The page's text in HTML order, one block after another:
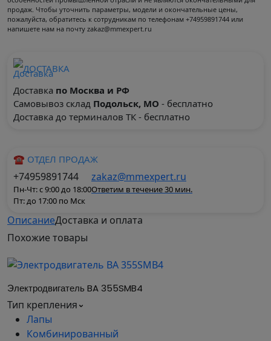
продаж. Чтобы уточнить параметры, модели и окончательные цены,
пожалуйста, обратитесь к сотрудникам по телефонам +74959891744 или
напишете нам на почту zakaz@mmexpert.ru
ДОСТАВКА
Доставка по Москва и РФ
Самовывоз склад Подольск, МО - бесплатно
Доставка до терминалов ТК - бесплатно
☎ ОТДЕЛ ПРОДАЖ
+74959891744
Пн-Чт: с 9:00 до 18:00
Пт: до 17:00 по Мск
zakaz@mmexpert.ru
Ответим в течение 30 мин.
ОписаниеДоставка и оплата
Предназначен для работы в режиме S1 от сети
(220/380V, 660V). Стандартная степень защиты –
1ExdIIBT4 (1ExdеIIBT4), климатическое
исполнение и категория размещения – У2 (У 2,5,
У1)
Похожие товары
Электродвигатель BA 355SMB4
Тип крепления
Лапы
Комбинированный